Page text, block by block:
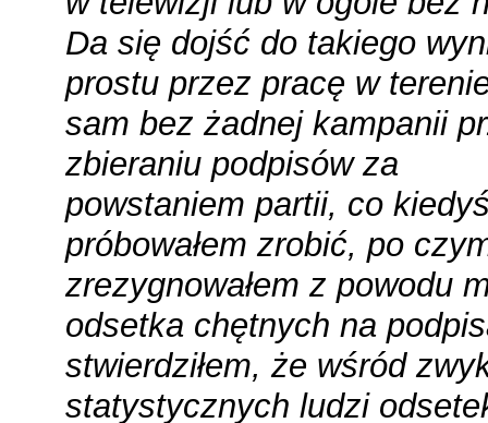
Da się dojść do takiego
prostu przez pracę w
sam bez żadnej kampanii
zbieraniu podpisów za
powstaniem partii, co
próbowałem zrobić, po
zrezygnowałem z powodu
odsetka chętnych na
stwierdziłem, że wśród
statystycznych ludzi